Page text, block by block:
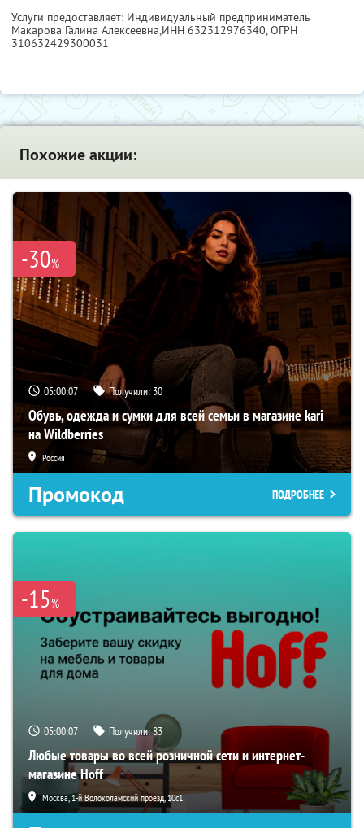
Услуги предоставляет: Индивидуальный предприниматель
Макарова Галина Алексеевна,ИНН 632312976340, ОГРН
310632429300031
Похожие акции:
-30%
05:00:06 Получили: 30
Обувь, одежда и сумки для всей семьи в магазине kari
на Wildberries
Россия
Промокод ПОДРОБНЕЕ
-15%
05:00:06 Получили:83
Любые товары во всей розничной сети и интернет-
магазине Hoff
Москва, 1-й Волоколамский проезд, 10с1